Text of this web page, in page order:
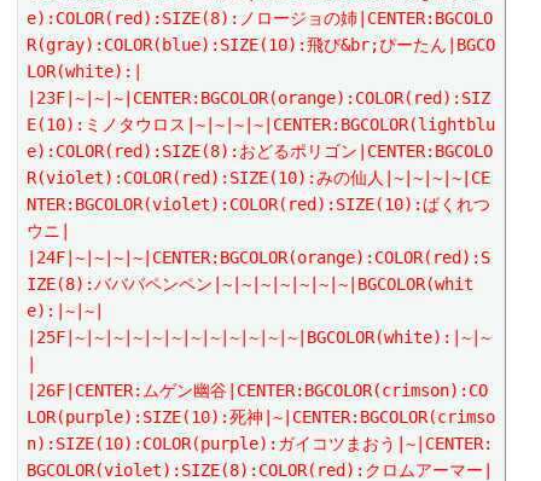
e):COLOR(red):SIZE(8):ノロージョの姉|CENTER:BGCOLO
R(gray):COLOR(blue):SIZE(10):飛び&br;ぴーたん|BGCO
LOR(white):|
|23F|~|~|~|CENTER:BGCOLOR(orange):COLOR(red):SIZ
E(10):ミノタウロス|~|~|~|~|CENTER:BGCOLOR(lightblu
e):COLOR(red):SIZE(8):おどるポリゴン|CENTER:BGCOLO
R(violet):COLOR(red):SIZE(10):みの仙人|~|~|~|~|CE
NTER:BGCOLOR(violet):COLOR(red):SIZE(10):ばくれつ
ウニ|
|24F|~|~|~|~|CENTER:BGCOLOR(orange):COLOR(red):S
IZE(8):バババペンペン|~|~|~|~|~|~|~|BGCOLOR(whit
e):|~|~|
|25F|~|~|~|~|~|~|~|~|~|~|~|~|BGCOLOR(white):|~|~
|26F|CENTER:ムゲン幽谷|CENTER:BGCOLOR(crimson):CO
LOR(purple):SIZE(10):死神|~|CENTER:BGCOLOR(crimso
n):SIZE(10):COLOR(purple):ガイコツまおう|~|CENTER:
BGCOLOR(violet):SIZE(8):COLOR(red):クロムアーマー|